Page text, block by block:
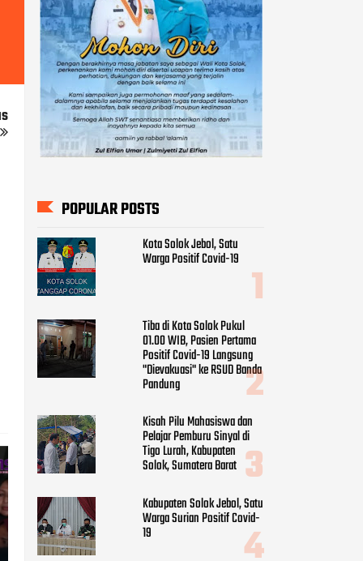
POPULAR POSTS
Kota Solok Jebol, Satu
Warga Positif Covid-19
Tiba di Kota Solok Pukul
01.00 WIB, Pasien Pertama
Positif Covid-19 Langsung
"Dievakuasi" ke RSUD Banda
Pandung
Kisah Pilu Mahasiswa dan
Pelajar Pemburu Sinyal di
Tigo Lurah, Kabupaten
Solok, Sumatera Barat
Kabupaten Solok Jebol, Satu
Warga Surian Positif Covid-
19